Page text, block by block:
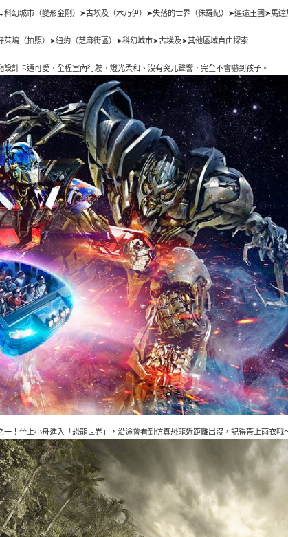
科幻城市（變形金剛）➤古埃及（木乃伊）➤失落的世界（侏羅紀）➤遙遠王國➤馬
萊塢（拍照）➤紐約（芝麻街區）➤科幻城市➤古埃及➤其他區域自由探索
設計卡通可愛，全程室內行駛，燈光柔和、沒有突兀聲響，完全不會嚇到孩子。
一！坐上小舟進入「恐龍世界」，沿途會看到仿真恐龍近距離出沒，記得帶上雨衣哦